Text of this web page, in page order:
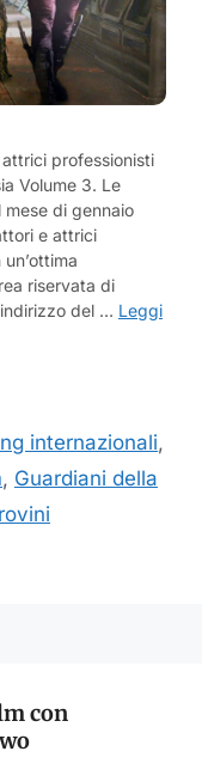
professionisti
Volume 3. Le
di gennaio
e attrici
riservata di
del … Leggi
internazionali,
, Guardiani della
con